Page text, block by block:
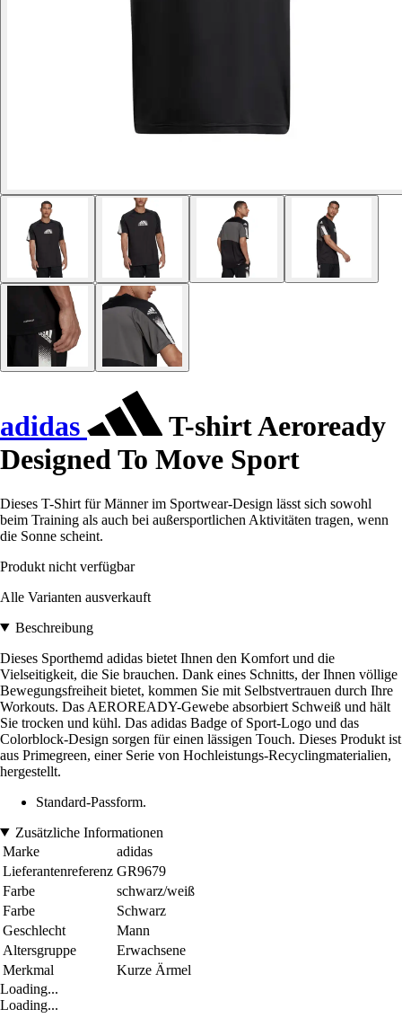
adidas
T-shirt Aeroready
Designed To Move Sport
Dieses T-Shirt für Männer im Sportwear-Design lässt sich sowohl
beim Training als auch bei außersportlichen Aktivitäten tragen, wenn
die Sonne scheint.
Produkt nicht verfügbar
Alle Varianten ausverkauft
Beschreibung
Dieses Sporthemd adidas bietet Ihnen den Komfort und die
Vielseitigkeit, die Sie brauchen. Dank eines Schnitts, der Ihnen völlige
Bewegungsfreiheit bietet, kommen Sie mit Selbstvertrauen durch Ihre
Workouts. Das AEROREADY-Gewebe absorbiert Schweiß und hält
Sie trocken und kühl. Das adidas Badge of Sport-Logo und das
Colorblock-Design sorgen für einen lässigen Touch. Dieses Produkt ist
aus Primegreen, einer Serie von Hochleistungs-Recyclingmaterialien,
hergestellt.
Standard-Passform.
Zusätzliche Informationen
Marke
adidas
Lieferantenreferenz GR9679
Farbe
schwarz/weiß
Farbe
Schwarz
Geschlecht
Mann
Altersgruppe
Erwachsene
Merkmal
Kurze Ärmel
Loading...
Loading...